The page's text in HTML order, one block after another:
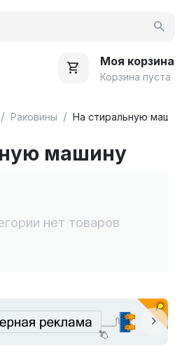
Моя корзина
Корзина пуста
/ Раковины / На стиральную
машину
нет товаров